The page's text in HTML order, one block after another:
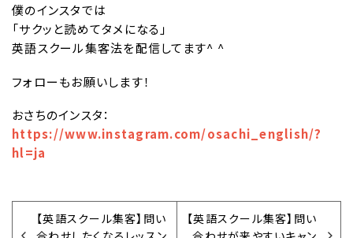
僕のインスタでは
「サクッと読めてタメになる」
英語スクール集客法を配信してます^ ^
フォローもお願いします！
おさちのインスタ：
https://www.instagram.com/osachi_english/?
hl=ja
【英語スクール集客】問い
【英語スクール集客】問い